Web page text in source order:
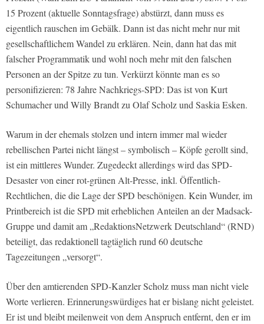
15 Prozent (aktuelle Sonntagsfrage) abstürzt, dann muss es
eigentlich rauschen im Gebälk. Dann ist das nicht mehr nur mit
gesellschaftlichem Wandel zu erklären. Nein, dann hat das mit
falscher Programmatik und wohl noch mehr mit den falschen
Personen an der Spitze zu tun. Verkürzt könnte man es so
personifizieren: 78 Jahre Nachkriegs-SPD: Das ist von Kurt
Schumacher und Willy Brandt zu Olaf Scholz und Saskia Esken.
Warum in der ehemals stolzen und intern immer mal wieder
rebellischen Partei nicht längst – symbolisch – Köpfe gerollt sind,
ist ein mittleres Wunder. Zugedeckt allerdings wird das SPD-
Desaster von einer rot-grünen Alt-Presse, inkl. Öffentlich-
Rechtlichen, die die Lage der SPD beschönigen. Kein Wunder, im
Printbereich ist die SPD mit erheblichen Anteilen an der Madsack-
Gruppe und damit am „RedaktionsNetzwerk Deutschland“ (RND)
beteiligt, das redaktionell tagtäglich rund 60 deutsche
Tagezeitungen „versorgt“.
Über den amtierenden SPD-Kanzler Scholz muss man nicht viele
Worte verlieren. Erinnerungswürdiges hat er bislang nicht geleistet.
Er ist und bleibt meilenweit von dem Anspruch entfernt, den er im